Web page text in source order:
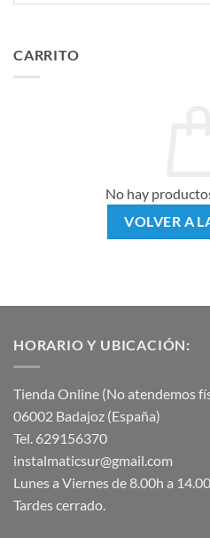
CARRITO
No hay
VOLVER A
HORARIO Y UBICACIÓN:
Tienda Online (No atendemos
06002 Badajoz (España)
Tel. 629156370
instalmaticsur@gmail.com
Lunes a Viernes de 8.00h a
Tardes cerrado.